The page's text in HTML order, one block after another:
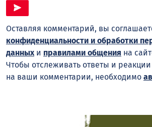
Оставляя комментарий, вы
конфиденциальности и обработки
данных и правилами общения на
Чтобы отслеживать ответы и реакции
на ваши комментарии, необходимо